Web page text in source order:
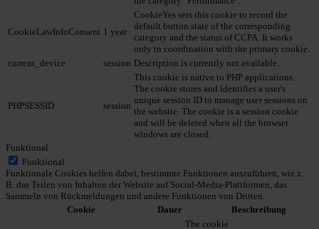
CookieLawInfoConsent 1 year
CookieYes sets this cookie to record the
default button state of the corresponding
category and the status of CCPA. It works
only in coordination with the primary cookie.
current_device
session Description is currently not available.
PHPSESSID session
This cookie is native to PHP applications.
The cookie stores and identifies a user's
unique session ID to manage user sessions on
the website. The cookie is a session cookie
and will be deleted when all the browser
windows are closed.
Funktional
Funktional
Funktionale Cookies helfen dabei, bestimmte Funktionen auszuführen, wie z.
B. das Teilen von Inhalten der Website auf Social-Media-Plattformen, das
Sammeln von Rückmeldungen und andere Funktionen von Dritten.
Cookie
Dauer Beschreibung
The cookie